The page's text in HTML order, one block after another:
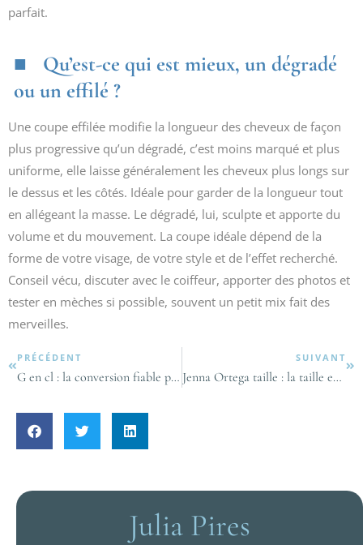
parfait.
Qu’est-ce qui est mieux, un dégradé
ou un effilé ?
Une coupe effilée modifie la longueur des cheveux de façon
plus progressive qu’un dégradé, c’est moins marqué et plus
uniforme, elle laisse généralement les cheveux plus longs sur
le dessus et les côtés. Idéale pour garder de la longueur tout
en allégeant la masse. Le dégradé, lui, sculpte et apporte du
volume et du mouvement. La coupe idéale dépend de la
forme de votre visage, de votre style et de l’effet recherché.
Conseil vécu, discuter avec le coiffeur, apporter des photos et
tester en mèches si possible, souvent un petit mix fait des
merveilles.
PRÉCÉDENT
G en cl : la conversion fiable pour l’eau et les autres ingrédients ?
SUIVANT
Jenna Ortega taille : la taille exacte est-elle 1,55 m ?
Julia Pires